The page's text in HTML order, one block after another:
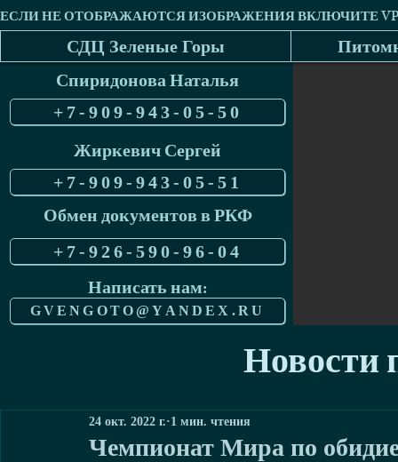
СДЦ Зеленые Горы
Спиридонова Наталья
+7-909-943-05-50
Жиркевич Сергей
+7-909-943-05-51
Обмен документов в РКФ
+7-926-590-96-04
Написать нам:
GVENGOTO@YANDEX.RU
Новости
Чемпионат Мира по
24 окт. 2022 г. 1 мин. чтения